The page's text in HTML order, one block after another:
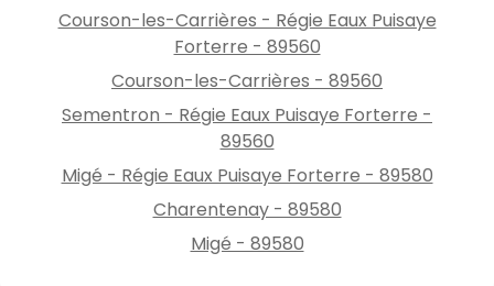
Courson-les-Carrières - Régie Eaux Puisaye
Forterre - 89560
Courson-les-Carrières - 89560
Sementron - Régie Eaux Puisaye Forterre -
89560
Migé - Régie Eaux Puisaye Forterre - 89580
Charentenay - 89580
Migé - 89580